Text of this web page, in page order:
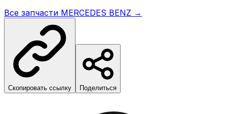
Все запчасти MERCEDES BENZ →
Скопировать ссылку Поделиться